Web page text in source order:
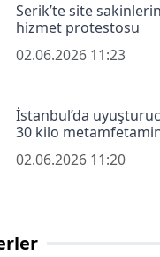
Serik’te site
hizmet protestosu
02.06.2026 11:23
İstanbul’da
30 kilo
02.06.2026 11:20